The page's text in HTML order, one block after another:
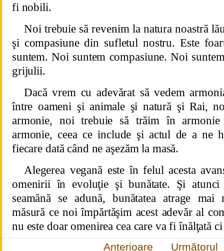
fi nobili.
Noi trebuie să revenim la natura noastră
şi compasiune din sufletul nostru. Este
suntem. Noi suntem compasiune. Noi
grijulii.
Dacă vrem cu adevărat să vedem
între oameni şi animale şi natură şi Rai,
armonie, noi trebuie să trăim în
armonie, ceea ce include şi actul de a ne
fiecare dată când ne aşezăm la masă.
Alegerea vegană este în felul acesta
omenirii în evoluţie şi bunătate. Şi
seamănă se adună, bunătatea atrage mai
măsură ce noi împărtăşim acest adevăr al
nu este doar omenirea cea care va fi înălţată
Anterioare Următorul